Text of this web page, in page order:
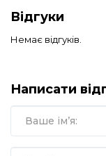
Відгуки
Немає відгуків.
Написати